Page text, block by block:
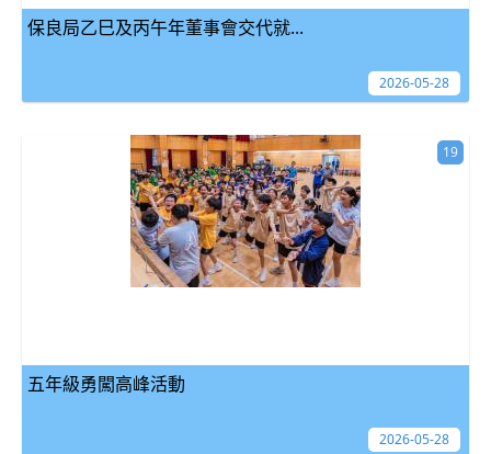
保良局乙巳及丙午年董事會交代就...
2026-05-28
五年級勇闖高峰活動
19
2026-05-28